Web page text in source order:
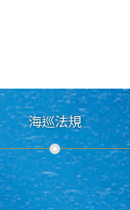
海巡法規